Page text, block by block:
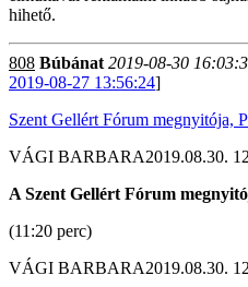
hihető.
808 Búbánat 2019-08-30
2019-08-27 13:56:24]
Szent Gellért Fórum megnyitója,
VÁGI BARBARA2019.08.30.
A Szent Gellért Fórum
(11:20 perc)
VÁGI BARBARA2019.08.30.